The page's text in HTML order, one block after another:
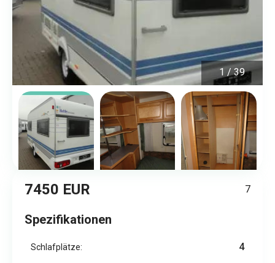
1 /39
7450 EUR 7
Spezifikationen
Schlafplätze: 4